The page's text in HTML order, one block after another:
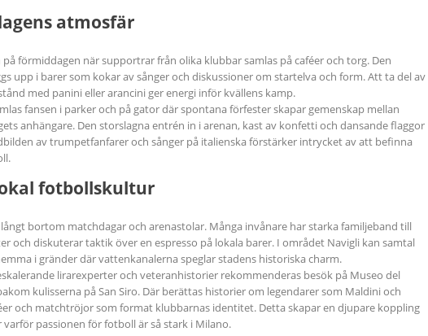
atmosfär
förmiddagen när supportrar från olika klubbar samlas på caféer och torg. Den
upp i barer som kokar av sånger och diskussioner om startelva och form. Att ta del av
med panini eller arancini ger energi inför kvällens kamp.
fansen i parker och på gator där spontana förfester skapar gemenskap mellan
anhängare. Den storslagna entrén in i arenan, kast av konfetti och dansande flaggor
av trumpetfanfarer och sånger på italienska förstärker intrycket av att befinna
fotbollskultur
bortom matchdagar och arenastolar. Många invånare har starka familjeband till
och diskuterar taktik över en espresso på lokala barer. I området Navigli kan samtal
i gränder där vattenkanalerna speglar stadens historiska charm.
lirarexperter och veteranhistorier rekommenderas besök på Museo del
kulisserna på San Siro. Där berättas historier om legendarer som Maldini och
och matchtröjor som format klubbarnas identitet. Detta skapar en djupare koppling
passionen för fotboll är så stark i Milano.